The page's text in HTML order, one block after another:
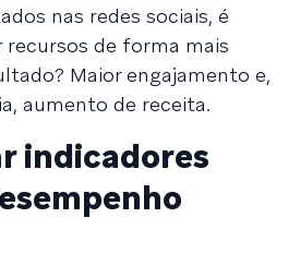
nas redes sociais, é
recursos de forma mais
Maior engajamento e,
aumento de receita.
indicadores